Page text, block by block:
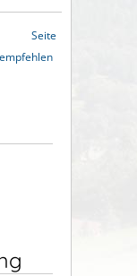
Seite
empfehlen